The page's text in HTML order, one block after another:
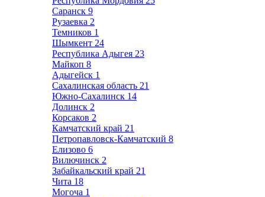
Саранск 9
Рузаевка 2
Темников 1
Шымкент 24
Республика Адыгея 23
Майкоп 8
Адыгейск 1
Сахалинская область 21
Южно-Сахалинск 14
Долинск 2
Корсаков 2
Камчатский край 21
Петропавловск-Камчатский 8
Елизово 6
Вилючинск 2
Забайкальский край 21
Чита 18
Могоча 1